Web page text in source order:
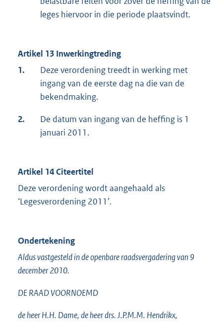
leges hiervoor in die periode plaatsvindt.
Artikel 13 Inwerkingtreding
1.
Deze verordening treedt in werking met
ingang van de eerste dag na die van de
bekendmaking.
2.
De datum van ingang van de heffing is 1
januari 2011.
Artikel 14 Citeertitel
Deze verordening wordt aangehaald als
‘Legesverordening 2011’.
Ondertekening
Aldus vastgesteld in de openbare raadsvergadering van 9
december 2010.
DE RAAD VOORNOEMD
de heer H.H. Dame, de heer drs. J.P.M.M. Hendrikx,